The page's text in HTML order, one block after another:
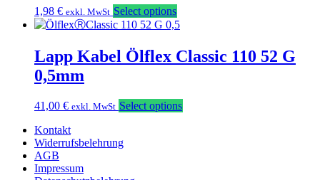
1,98 € exkl. MwSt Select options
Lapp Kabel Ölflex Classic 110 52 G
0,5mm
41,00 € exkl. MwSt Select options
Kontakt
Widerrufsbelehrung
AGB
Impressum